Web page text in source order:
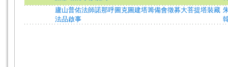
廬山普佑法師諾那呼圖克圖建塔籌備會徵募大菩提塔裝藏
法品啟事